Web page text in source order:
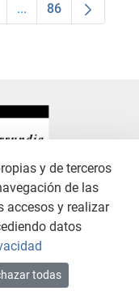
TAB para
...PáginasPágina
86
DE PRIVACIDAD
derechos reservados.
y de terceros
de las
accesos y realizar
datos
todas